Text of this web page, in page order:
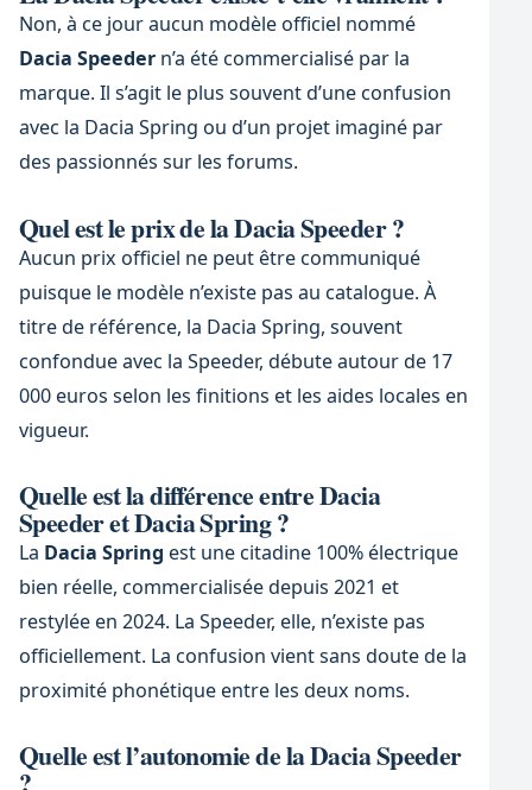
Non, à ce jour aucun modèle officiel nommé
Dacia Speedern’a été commercialisé par la
marque. Il s’agit le plus souvent d’une confusion
avec la Dacia Spring ou d’un projet imaginé par
des passionnés sur les forums.
Quel est le prix de la Dacia Speeder ?
Aucun prix officiel ne peut être communiqué
puisque le modèle n’existe pas au catalogue. À
titre de référence, la Dacia Spring, souvent
confondue avec la Speeder, débute autour de 17
000 euros selon les finitions et les aides locales en
vigueur.
Quelle est la différence entre Dacia
Speeder et Dacia Spring ?
La Dacia Spring est une citadine 100% électrique
bien réelle, commercialisée depuis 2021 et
restylée en 2024. La Speeder, elle, n’existe pas
officiellement. La confusion vient sans doute de la
proximité phonétique entre les deux noms.
Quelle est l’autonomie de la Dacia Speeder